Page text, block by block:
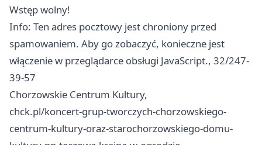
Wstęp wolny!
Info: Ten adres pocztowy jest chroniony przed
spamowaniem. Aby go zobaczyć, konieczne jest
włączenie w przeglądarce obsługi JavaScript., 32/247-
39-57
Chorzowskie Centrum Kultury,
chck.pl/koncert-grup-tworczych-chorzowskiego-
centrum-kultury-oraz-starochorzowskiego-domu-